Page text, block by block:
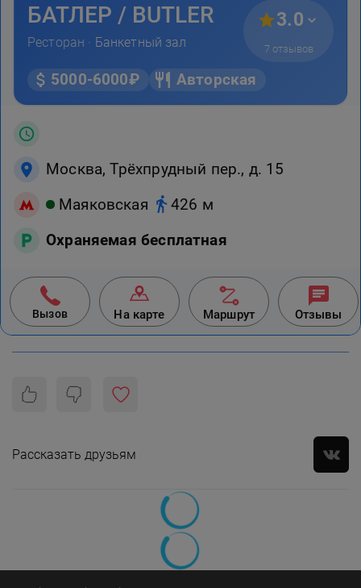
БАТЛЕР / BUTLER
Ресторан · Банкетный зал
3.0
7 отзывов
5000-6000₽ Авторская
Москва, Трёхпрудный пер., д. 15
Маяковская
426 м
Охраняемая бесплатная
Вызов На карте Маршрут Отзывы
Рассказать друзьям